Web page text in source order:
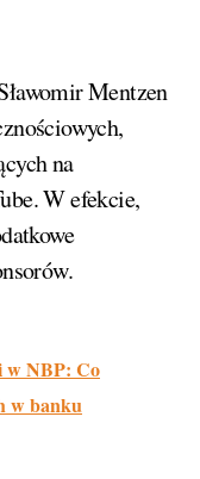
Mentzen
na
W efekcie,
w NBP: Co
w banku